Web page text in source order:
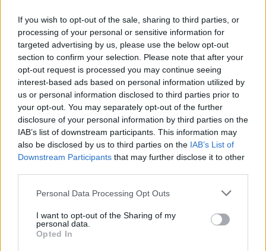
If you wish to opt-out of the sale, sharing to third parties, or
processing of your personal or sensitive information for
targeted advertising by us, please use the below opt-out
section to confirm your selection. Please note that after your
opt-out request is processed you may continue seeing
interest-based ads based on personal information utilized by
us or personal information disclosed to third parties prior to
your opt-out. You may separately opt-out of the further
disclosure of your personal information by third parties on the
IAB’s list of downstream participants. This information may
also be disclosed by us to third parties on the IAB’s List of
Downstream Participants that may further disclose it to other
Personal Data Processing Opt Outs
I want to opt-out of the Sharing of my
personal data.
Opted In
Πολιτική
Πλεύρης για μεταναστευτικό: Δραστική
μείωση επιδομάτων και «λιτά» γεύματα
για όλους τους αλλοδαπούς